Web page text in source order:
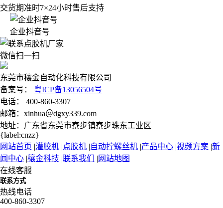
交货期准时7×24小时售后支持
企业抖音号
微信扫一扫
东莞市穰金自动化科技有限公司
备案号： 粤ICP备13056504号
电话： 400-860-3307
邮箱：xinhua＠dgxy339.com
地址：广东省东莞市寮步镇寮步珠东工业区
{label:cnzz}
网站首页 |灌胶机 |点胶机 |自动拧螺丝机 |产品中心 |视频方案 |新
闻中心 |穰金科技 |联系我们 | 网站地图
在线客服
联系方式
热线电话
400-860-3307